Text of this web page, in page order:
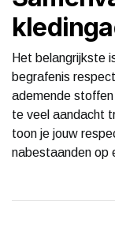
Het belangrijkste
begrafenis
ademende
te veel aandacht
toon je jouw
nabestaanden op